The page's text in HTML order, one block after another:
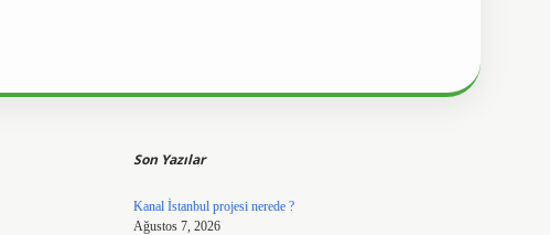
Son Yazılar
Kanal İstanbul projesi nerede ?
Ağustos 7, 2026